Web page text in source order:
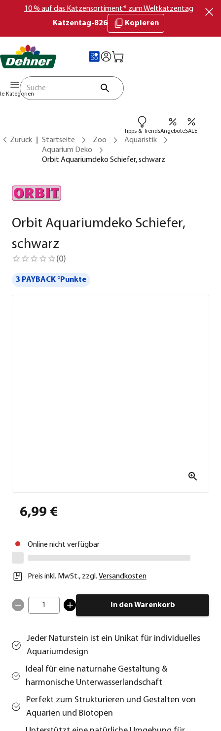
10 % auf das Katzensortiment* zum Weltkatzentag
Katzentag-826
Kopieren
Kategorien
Tipps & TrendsAngeboteSALE
Zurück Startseite Zoo
Aquaristik
Aquarium Deko
Orbit Aquariumdeko Schiefer, schwarz
Orbit Aquariumdeko Schiefer,
schwarz
(0)
3 PAYBACK °Punkte
6,99 €
Online nicht verfügbar
Preis inkl. MwSt., zzgl. Versandkosten
1 In den Warenkorb
Jeder Naturstein ist ein Unikat für individuelles
Aquariumdesign
Ideal für eine naturnahe Gestaltung &
harmonische Unterwasserlandschaft
Perfekt zum Strukturieren und Gestalten von
Aquarien und Biotopen